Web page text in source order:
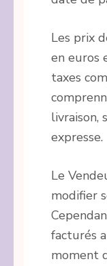
Les prix
en euros
taxes
livraison,
expresse.
Le
modifier
facturés
moment